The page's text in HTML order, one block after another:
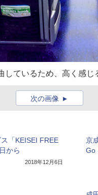
しているため、高く感じ
次の画像
「KEISEI FREE
から
2018年12月6日
京
Go